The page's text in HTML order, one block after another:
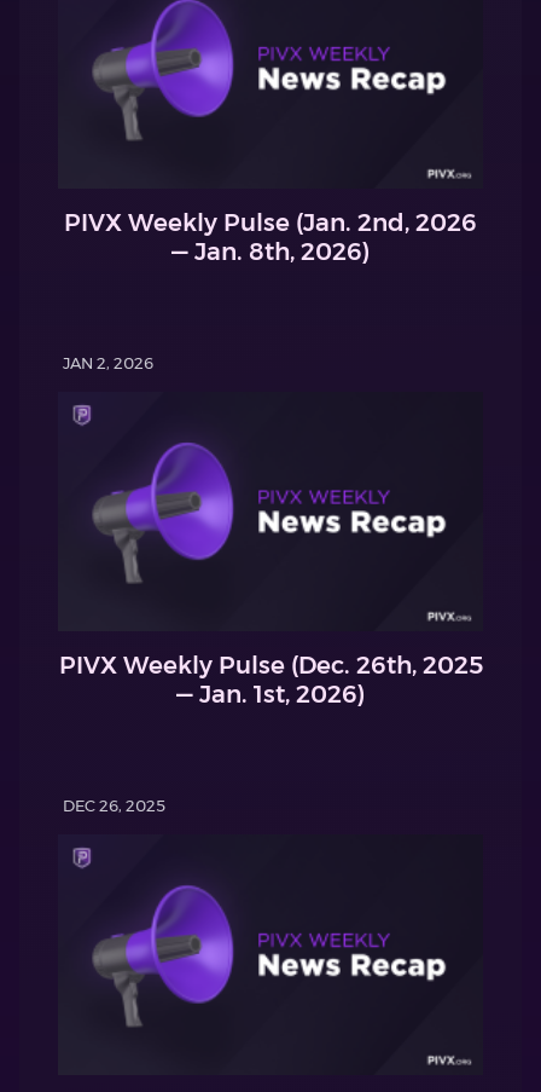
PIVX Weekly Pulse (Jan. 2nd, 2026
— Jan. 8th, 2026)
JAN 2, 2026
PIVX Weekly Pulse (Dec. 26th, 2025
— Jan. 1st, 2026)
DEC 26, 2025